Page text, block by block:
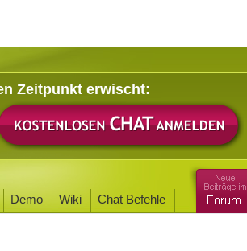
Zeitpunkt erwischt:
Demo Wiki Chat Befehle